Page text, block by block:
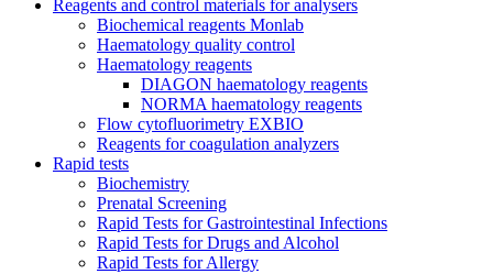
Reagents and control materials for analysers
Biochemical reagents Monlab
Haematology quality control
Haematology reagents
DIAGON haematology reagents
NORMA haematology reagents
Flow cytofluorimetry EXBIO
Reagents for coagulation analyzers
Rapid tests
Biochemistry
Prenatal Screening
Rapid Tests for Gastrointestinal Infections
Rapid Tests for Drugs and Alcohol
Rapid Tests for Allergy